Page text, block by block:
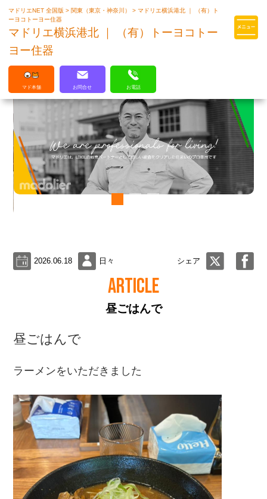
マドリエはLIXILの厳しい基準を
マドリエNET 全国版> 関東（東京・神奈川）>マドリエ横浜港北 ｜ （有）ト
ーヨコトーヨー住器
マドリエ横浜港北 ｜ （有）トーヨコトー
ヨー住器
マド本舗 お問合せ お電話
2026.06.18 日々 シェア
ARTICLE
昼ごはんで